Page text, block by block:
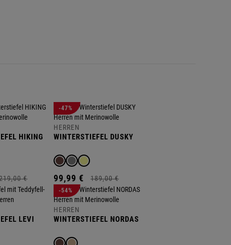
HIKING
00 €
HERREN
WINTERSTIEFEL DUSKY
99,99 € 189,00 €
-47%
LEVI
HERREN
WINTERSTIEFEL NORDAS
-54%